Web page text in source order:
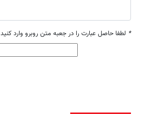
* لطفا حاصل عبارت را در جعبه متن روبرو وارد کنید